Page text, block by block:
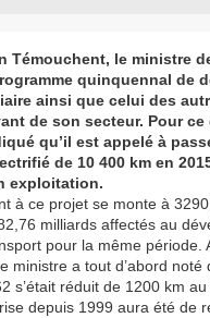
Témouchent, le ministre
quinquennal de
ainsi que celui des
de son secteur. Pour
qu’il est appelé à
de 10 400 km en
exploitation.
à ce projet se monte à
milliards affectés au
pour la même période.
ministre a tout d’abord noté
s’était réduit de 1200 km au
depuis 1999 aura été de